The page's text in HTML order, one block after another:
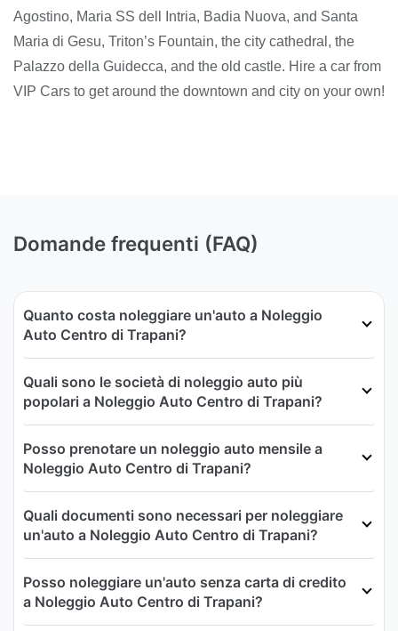
Agostino, Maria SS dell Intria, Badia Nuova, and Santa
Maria di Gesu, Triton’s Fountain, the city cathedral, the
Palazzo della Guidecca, and the old castle. Hire a car from
VIP Cars to get around the downtown and city on your own!
Domande frequenti (FAQ)
Quanto costa noleggiare un'auto a Noleggio
Auto Centro di Trapani?
Quali sono le società di noleggio auto più
popolari a Noleggio Auto Centro di Trapani?
Posso prenotare un noleggio auto mensile a
Noleggio Auto Centro di Trapani?
Quali documenti sono necessari per noleggiare
un'auto a Noleggio Auto Centro di Trapani?
Posso noleggiare un'auto senza carta di credito
a Noleggio Auto Centro di Trapani?